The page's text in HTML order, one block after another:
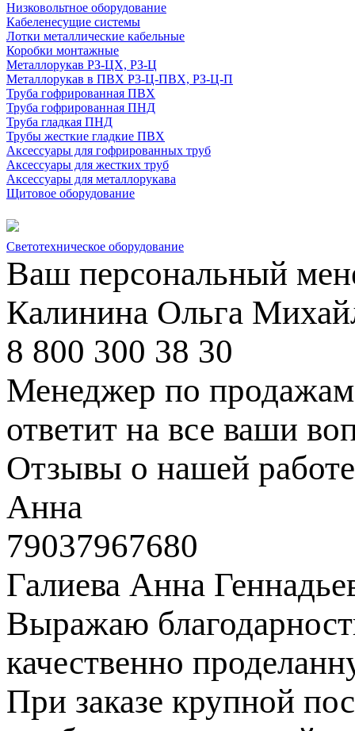
Низковольтное оборудование
Кабеленесущие системы
Лотки металлические кабельные
Коробки монтажные
Металлорукав РЗ-ЦХ, РЗ-Ц
Металлорукав в ПВХ Р3-Ц-ПВХ, РЗ-Ц-П
Труба гофрированная ПВХ
Труба гофрированная ПНД
Труба гладкая ПНД
Трубы жесткие гладкие ПВХ
Аксессуары для гофрированных труб
Аксессуары для жестких труб
Аксессуары для металлорукава
Щитовое оборудование
Светотехническое оборудование
Ваш персональный
Калинина Ольга
8 800 300 38 30
Менеджер по продажам
ответит на все ваши
Отзывы о нашей работе
Анна
79037967680
Галиева Анна
Выражаю
качественно
При заказе крупной